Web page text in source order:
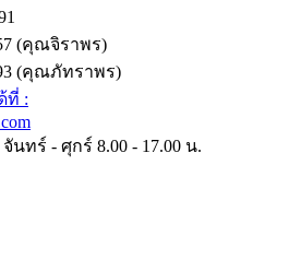
(คุณจิราพร)
(คุณภัทราพร)
ที่ :
นทร์ - ศุกร์ 8.00 - 17.00 น.